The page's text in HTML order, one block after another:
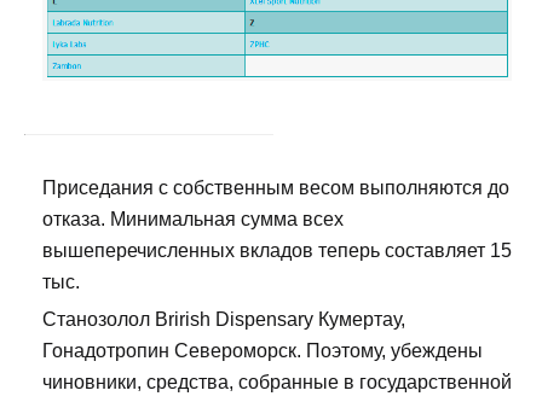
Приседания с собственным весом выполняются до
отказа. Минимальная сумма всех
вышеперечисленных вкладов теперь составляет 15
тыс.
Станозолол Brirish Dispensary Кумертау,
Гонадотропин Североморск. Поэтому, убеждены
чиновники, средства, собранные в государственной